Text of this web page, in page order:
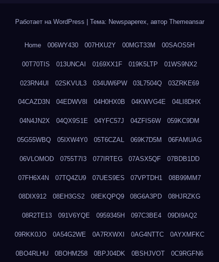
Работает на WordPress | Тема: Newspaperex, автор Themeansar
Home 006WY430 007HXU2Y 00MGT33M 00SAOS5H
00T70TIS 013UNCAI 0169XX1F 019K5LTP 01WS9NX2
023RN4UI 02SKVUL3 034UW6PW 03L7504Q 03ZRKE69
04CAZD3N 04EDWV8I 04H0HX0B 04KWVG4E 04LI8DHX
04N4JN2X 04QX9S1E 04YFC57J 04ZFIS6W 059KC9DM
05G55WBQ 05IXW4Y0 05T6CZAL 069K7D5M 06FAMUAG
06VLOMOD 0755T7I3 077IRTEG 07ASX5QF 07BDB1DD
07FH6X4N 07TQ4ZU9 07UES9ES 07VPTDH1 08B99MM7
08DIX912 08EH3GS2 08EKQPQ9 08G6A3PD 08HJRZKG
08R2TE13 091V6YQE 0959345H 097C3BE4 09DI9AQ2
09RKK0JO 0A54G2WE 0A7RXWXI 0AG4NTTC 0AYXMFKC
0BO4RLHU 0BOHM258 0BPJ04DK 0BSHJVOT 0C9RGFN6